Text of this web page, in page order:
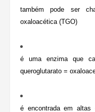
também pode ser
oxaloacética (TGO)
é uma enzima que
queroglutarato =
é encontrada em altas